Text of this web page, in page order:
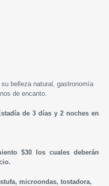
belleza natural, gastronomía
de encanto.
de 3 días y 2 noches en
$30 los cuales deberán
microondas, tostadora,